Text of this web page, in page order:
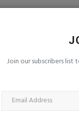
Join our subscribers
નામ